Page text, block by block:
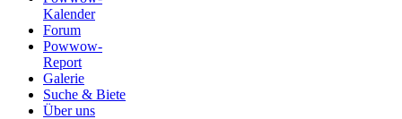
Kalender
Forum
Powwow-
Report
Galerie
Suche & Biete
Über uns